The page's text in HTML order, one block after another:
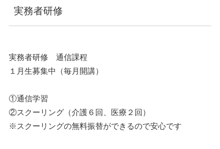
実務者研修
実務者研修 通信課程
１月生募集中（毎月開講）
①通信学習
②スクーリング（介護６回、医療２回）
※スクーリングの無料振替ができるので安心です